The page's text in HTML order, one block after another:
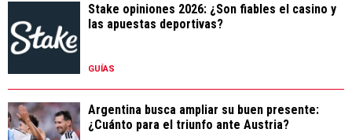
Stake opiniones 2026: ¿Son fiables el casino y
las apuestas deportivas?
GUÍAS
Argentina busca ampliar su buen presente:
¿Cuánto para el triunfo ante Austria?